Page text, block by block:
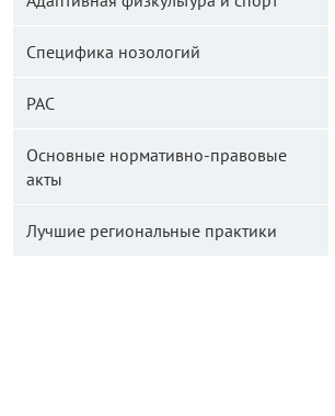
Специфика нозологий
РАС
Основные нормативно-правовые
акты
Лучшие региональные практики